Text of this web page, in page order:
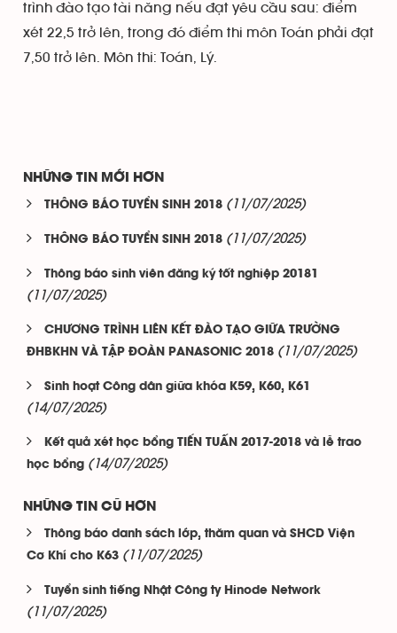
trình đào tạo tài năng nếu đạt yêu cầu sau: điểm
xét 22,5 trở lên, trong đó điểm thi môn Toán phải đạt
7,50 trở lên. Môn thi: Toán, Lý.
NHỮNG TIN MỚI HƠN
THÔNG BÁO TUYỂN SINH 2018 (11/07/2025)
THÔNG BÁO TUYỂN SINH 2018 (11/07/2025)
Thông báo sinh viên đăng ký tốt nghiệp 20181
(11/07/2025)
CHƯƠNG TRÌNH LIÊN KẾT ĐÀO TẠO GIỮA TRƯỜNG
ĐHBKHN VÀ TẬP ĐOÀN PANASONIC 2018 (11/07/2025)
Sinh hoạt Công dân giữa khóa K59, K60, K61
(14/07/2025)
Kết quả xét học bổng TIẾN TUẤN 2017-2018 và lễ trao
học bổng (14/07/2025)
NHỮNG TIN CŨ HƠN
Thông báo danh sách lớp, thăm quan và SHCD Viện
Cơ Khí cho K63 (11/07/2025)
Tuyển sinh tiếng Nhật Công ty Hinode Network
(11/07/2025)